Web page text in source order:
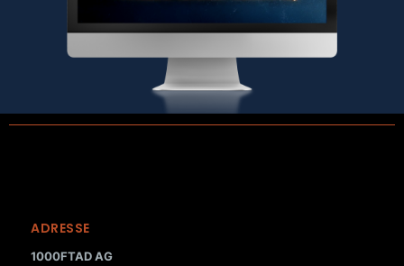
ADRESSE
1000FTAD AG